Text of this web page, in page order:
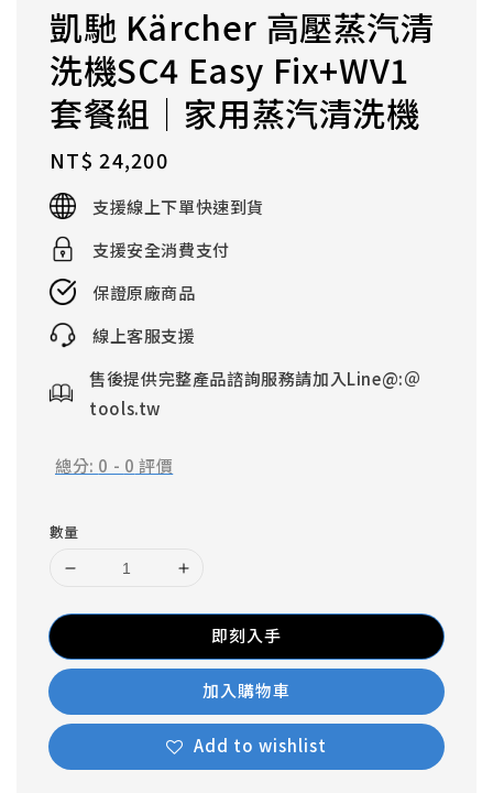
凱馳 Kärcher 高壓蒸汽清
洗機SC4 Easy Fix+WV1
套餐組｜家用蒸汽清洗機
Regular
price
NT$ 24,200
支援線上下單快速到貨
支援安全消費支付
保證原廠商品
線上客服支援
售後提供完整產品諮詢服務請加入Line@:＠
tools.tw
總分: 0 - 0 評價
數量
即刻入手
加入購物車
Add to wishlist